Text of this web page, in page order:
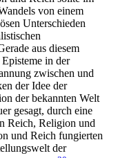
von einem
Unterschieden
aus diesem
in der
zwischen und
der Idee der
der bekannten Welt
gesagt, durch eine
Reich, Religion und
und Reich fungierten
der